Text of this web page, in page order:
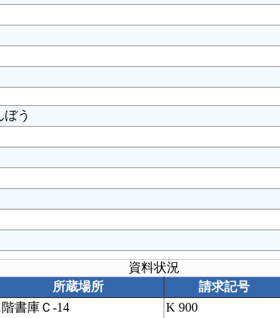
う
資料状況
所蔵場所 請求記号
階書庫Ｃ-14 K 900